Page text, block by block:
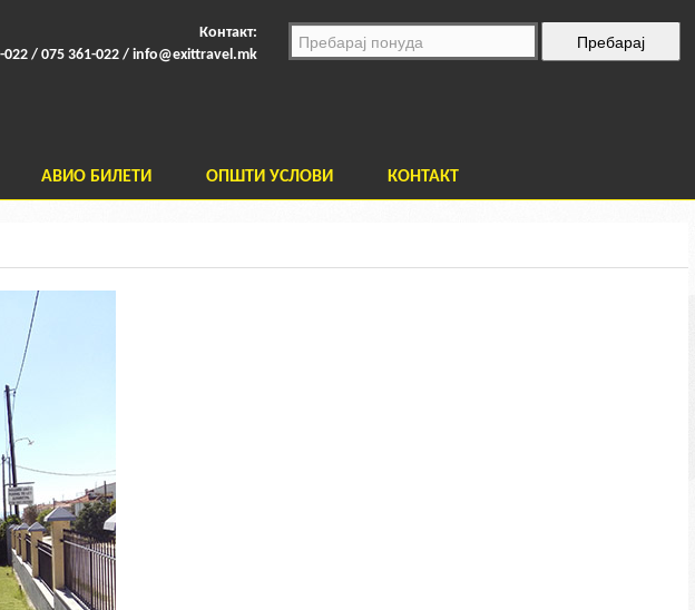
Контакт:
022 / 075 361-022 / info@exittravel.mk
АВИО БИЛЕТИ ОПШТИ УСЛОВИ КОНТАКТ